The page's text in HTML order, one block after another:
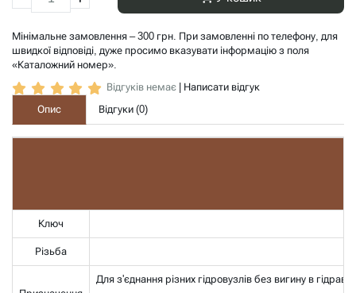
Мінімальне замовлення – 300 грн. При замовленні по телефону, для
швидкої відповіді, дуже просимо вказувати інформацію з поля
«Каталожний номер».
Відгуків немає
Написати відгук
Опис
Відгуки (0)
Ключ
Різьба
Для з'єднання різних гідровузлів без вигину в